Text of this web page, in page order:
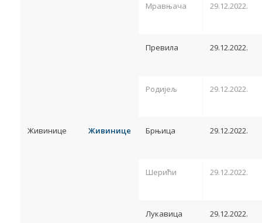
Мравњача 29.12.2022.
Превила 29.12.2022.
Родијељ 29.12.2022.
Живинице Живинице Брњица 29.12.2022.
Шерићи 29.12.2022.
Лукавица
29.12.2022.